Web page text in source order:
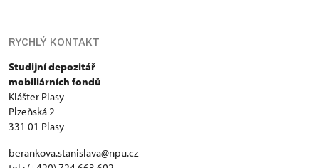
RYCHLÝ KONTAKT
Studijní depozitář
mobiliárních fondů
Klášter Plasy
Plzeňská 2
331 01 Plasy
berankova.stanislava@npu.cz